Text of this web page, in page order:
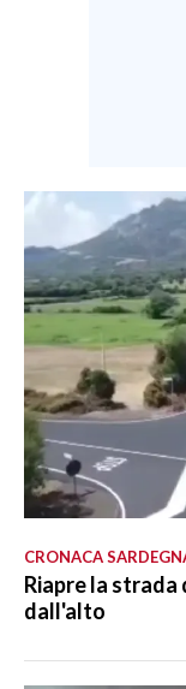
CRONACA
Riapre la strada
dall'alto